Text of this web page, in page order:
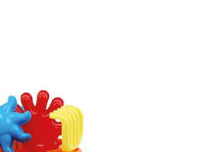
- Házhozszállítás: 2190
forinttól
- Személyes átvétel:
ingyenesen